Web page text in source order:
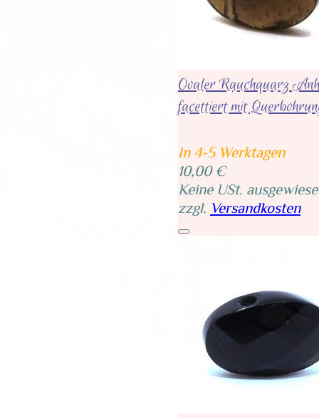
Ovaler Rauchquarz
facettiert mit
In 4-5 Werktagen
10,00 €
Keine USt.
zzgl. Versandkosten